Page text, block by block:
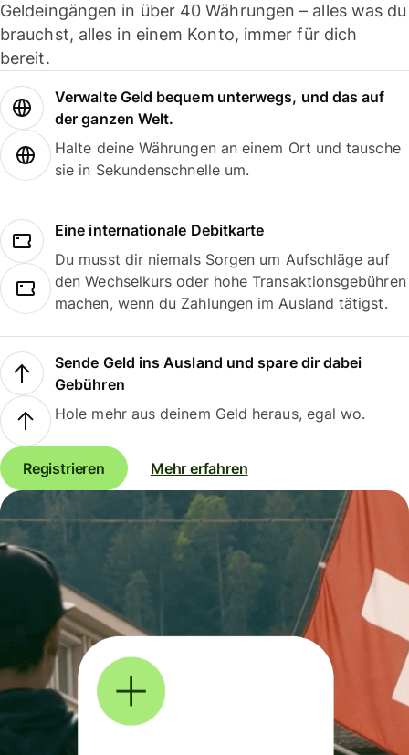
Geldeingängen in über 40 Währungen – alles was du
brauchst, alles in einem Konto, immer für dich
bereit.
Verwalte Geld bequem unterwegs, und das auf
der ganzen Welt.
Halte deine Währungen an einem Ort und tausche
sie in Sekundenschnelle um.
Eine internationale Debitkarte
Du musst dir niemals Sorgen um Aufschläge auf
den Wechselkurs oder hohe Transaktionsgebühren
machen, wenn du Zahlungen im Ausland tätigst.
Sende Geld ins Ausland und spare dir dabei
Gebühren
Hole mehr aus deinem Geld heraus, egal wo.
Registrieren Mehr erfahren